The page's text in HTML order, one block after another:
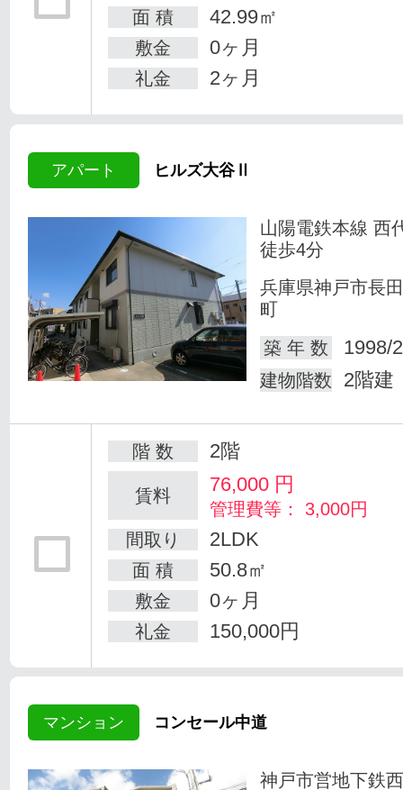
面 積 42.99㎡
敷金 0ヶ月
礼金 2ヶ月
アパート ヒルズ大谷Ⅱ
山陽電鉄本線 西
徒歩4分
兵庫県神戸市長
町
築 年 数
1998/
建物階数 2階建
階 数 2階
賃料 76,000 円
管理費等： 3,000円
間取り
2LDK
面 積 50.8㎡
敷金 0ヶ月
礼金 150,000円
マンション コンセール中道
神戸市営地下鉄